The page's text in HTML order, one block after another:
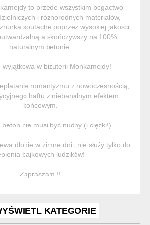
to przede wszystkim bogactwo
i różnorodnych materiałów,
soutache poprzez wysokiej jakości
a skończywszy na 100%
naturalnym betonie.
wyjątkowa w biżuterii Monkamejdy!
romantyzmu z nowoczesnością,
haftu z niebanalnym efektem
końcowym.
beton nie musi być nudny (i ciężki!)
dłonie w zimne dni i nie służy tylko do
bajkowych ludzików!
Zapraszam !!
KATEGORIE